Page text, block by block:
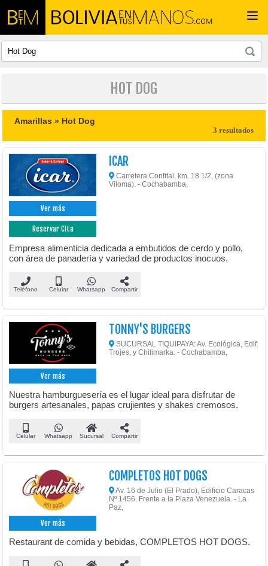
HOT DOG
Amarillas » Hot Dog
3 resultados
Ver más
Reservar Cita
ICAR
Carretera Confital, km. 18 1/2, (zona
Viloma). - Cochabamba,
Empresa alimenticia dedicada a embutidos de cerdo y pollo,
con área de panadería y variedad de productos inocuos.
Teléfono Celular Whatsapp Compartir
Ver más
TONNY'S BURGERS
SUCURSAL TIQUIPAYA: Av. Ecológica, Edif.
Trojes, y Chilimarka. - Cochabamba,
Nuestra hamburguesería es el lugar ideal para disfrutar de
burgers artesanales, papas crujientes y shakes cremosos.
Celular Whatsapp Sucursal Compartir
Ver más
COMPLETOS HOT DOGS
Av. 16 de Julio (El Prado), Edificio Caracas
Nº 1456. Frente a la Plaza Venezuela. - La
Paz,
Restaurant de comida y bebidas, COMPLETOS HOT DOGS.